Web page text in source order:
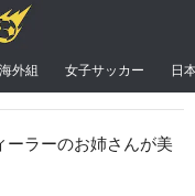
海外組 女子サッカー 日
ーラーのお姉さんが美